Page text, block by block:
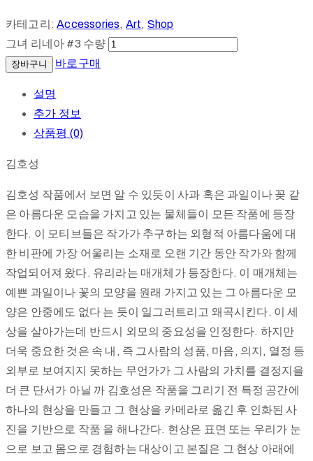
카테고리:Accessories, Art, Shop
그녀 리네아 #3 수량
장바구니 바로구매
설명
추가 정보
상품평 (0)
김호성
김호성 작품에서 보면 알 수 있듯이 사과 혹은 과일이나 꽂 같
은 아름다운 모습을 가지고 있는 물체들이 모든 작품에 등장
한다. 이 모티브들은 작가가 추구하는 외형적 아름다움에 대
한 비판에 가장 어울리는 소재로 오랜 기간 동안 작가와 함께
작업되어져 왔다. 유리라는 매개체가 등장한다. 이 매개체는
예쁜 과일이나 꽃의 모양을 원래 가지고 있는 그 아름다운 모
양은 안중에도 없다 는 듯이 일그러트리고 왜곡시킨다. 이 세
상을 살아가는데 반드시 외모의 중요성을 인정한다. 하지만
더욱 중요한 것은 속 내, 즉 그사람의 성품, 마음, 의지, 열정 등
외부로 보여지지 못하는 무언가가 그 사람의 가치를 결정지을
더 큰 단서가 아닐 까 김호성은 작품을 그리기 전 특정 공간에
하나의 현상을 만들고 그 현상을 카메라로 옮긴 후 인화된 사
진을 기반으로 작품 을 해나간다. 현상은 표면 또는 우리가 눈
으로 보고 몸으로 경험하는 대상이고 본질은 그 현상 아래에